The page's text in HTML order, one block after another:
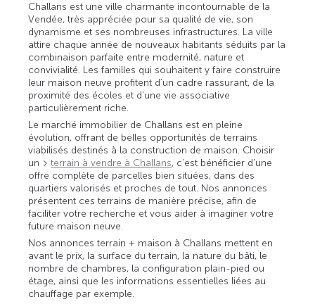
Challans est une ville charmante incontournable de la
Vendée, très appréciée pour sa qualité de vie, son
dynamisme et ses nombreuses infrastructures. La ville
attire chaque année de nouveaux habitants séduits par la
combinaison parfaite entre modernité, nature et
convivialité. Les familles qui souhaitent y faire construire
leur maison neuve profitent d’un cadre rassurant, de la
proximité des écoles et d’une vie associative
particulièrement riche.
Le marché immobilier de Challans est en pleine
évolution, offrant de belles opportunités de terrains
viabilisés destinés à la construction de maison. Choisir
un
terrain à vendre à Challans, c’est bénéficier d’une
offre complète de parcelles bien situées, dans des
quartiers valorisés et proches de tout. Nos annonces
présentent ces terrains de manière précise, afin de
faciliter votre recherche et vous aider à imaginer votre
future maison neuve.
Nos annonces terrain + maison à Challans mettent en
avant le prix, la surface du terrain, la nature du bâti, le
nombre de chambres, la configuration plain-pied ou
étage, ainsi que les informations essentielles liées au
chauffage par exemple.